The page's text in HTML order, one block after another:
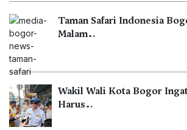
Taman Safari Indonesia
Malam…
Wakil Wali Kota Bogor
Harus…